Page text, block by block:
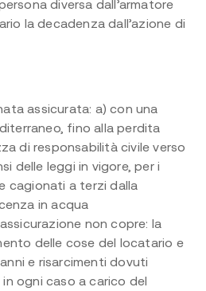
diversa dall’armatore
la decadenza dall’azione di
assicurata: a) con una
fino alla perdita
di responsabilità civile verso
delle leggi in vigore, per i
cagionati a terzi dalla
in acqua
non copre: la
delle cose del locatario e
e risarcimenti dovuti
in ogni caso a carico del